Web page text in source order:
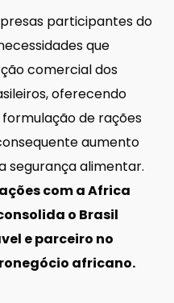
participantes do
que
comercial dos
oferecendo
de rações
aumento
segurança alimentar.
com a Africa
o Brasil
e parceiro no
africano.